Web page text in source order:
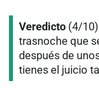
Veredicto (4/
trasnoche que
después de
tienes el juicio